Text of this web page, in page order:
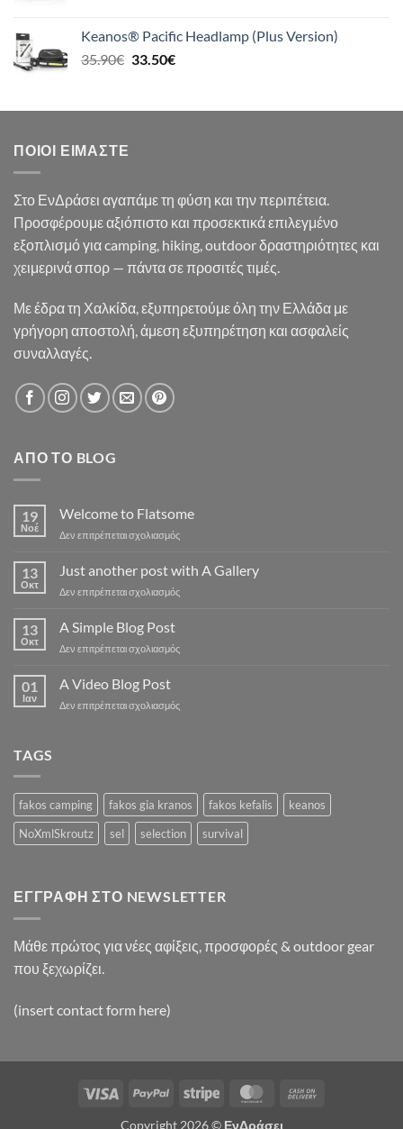
21.90€.είναι:
19.50€.
Keanos® Pacific Headlamp (Plus Version)
35.90€ Original
35.90€.
33.50€Η
είναι:
ΠΟΙΟΙ ΕΊΜΑΣΤΕ
Στο ΕνΔράσει αγαπάμε τη φύση και την περιπέτεια.
Προσφέρουμε αξιόπιστο και προσεκτικά επιλεγμένο
εξοπλισμό για camping, hiking, outdoor δραστηριότητες και
χειμερινά σπορ — πάντα σε προσιτές τιμές.
Με έδρα τη Χαλκίδα, εξυπηρετούμε όλη την Ελλάδα με
γρήγορη αποστολή, άμεση εξυπηρέτηση και ασφαλείς
συναλλαγές.
ΑΠΌ ΤΟ BLOG
19
Νοέ
Welcome to Flatsome
Δεν επιτρέπεται σχολιασμόςστο
to
Flatsome
13
Οκτ
Just another post with A Gallery
Δεν επιτρέπεται σχολιασμόςστο
with
13
Οκτ
A Simple Blog Post
Δεν επιτρέπεται σχολιασμόςστο
Post
01
Ιαν
A Video Blog Post
Δεν επιτρέπεται σχολιασμόςστο
TAGS
fakos camping fakos gia kranos fakos kefalis
keanos
NoXmlSkroutz
sel selection survival
ΕΓΓΡΑΦΉ ΣΤΟ NEWSLETTER
Μάθε πρώτος για νέες αφίξεις, προσφορές & outdoor gear
που ξεχωρίζει.
(insert contact form here)
Visa PayPal Stripe MasterCard
Copyright 2026 © ΕνΔράσει